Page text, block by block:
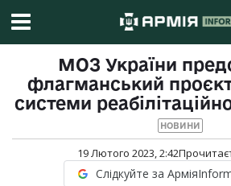
МОЗ України
флагманський
системи
НОВИНИ
19 Лютого 2023, 2:42
Слідкуйте за